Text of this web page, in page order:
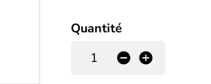
Quantité
+
-